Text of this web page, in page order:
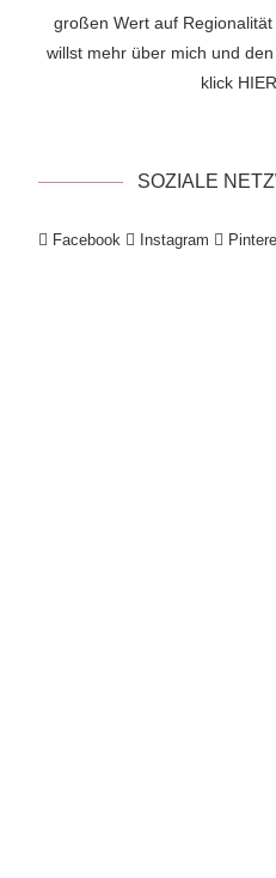
großen Wert auf
willst mehr über mich und
klick HIER
SOZIALE
Facebook Instagram